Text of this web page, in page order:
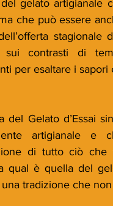
gelato
che può essere
contrasti di
per esaltare i
del Gelato d’Essai
artigianale e
di tutto ciò che
qual è quella del
tradizione che